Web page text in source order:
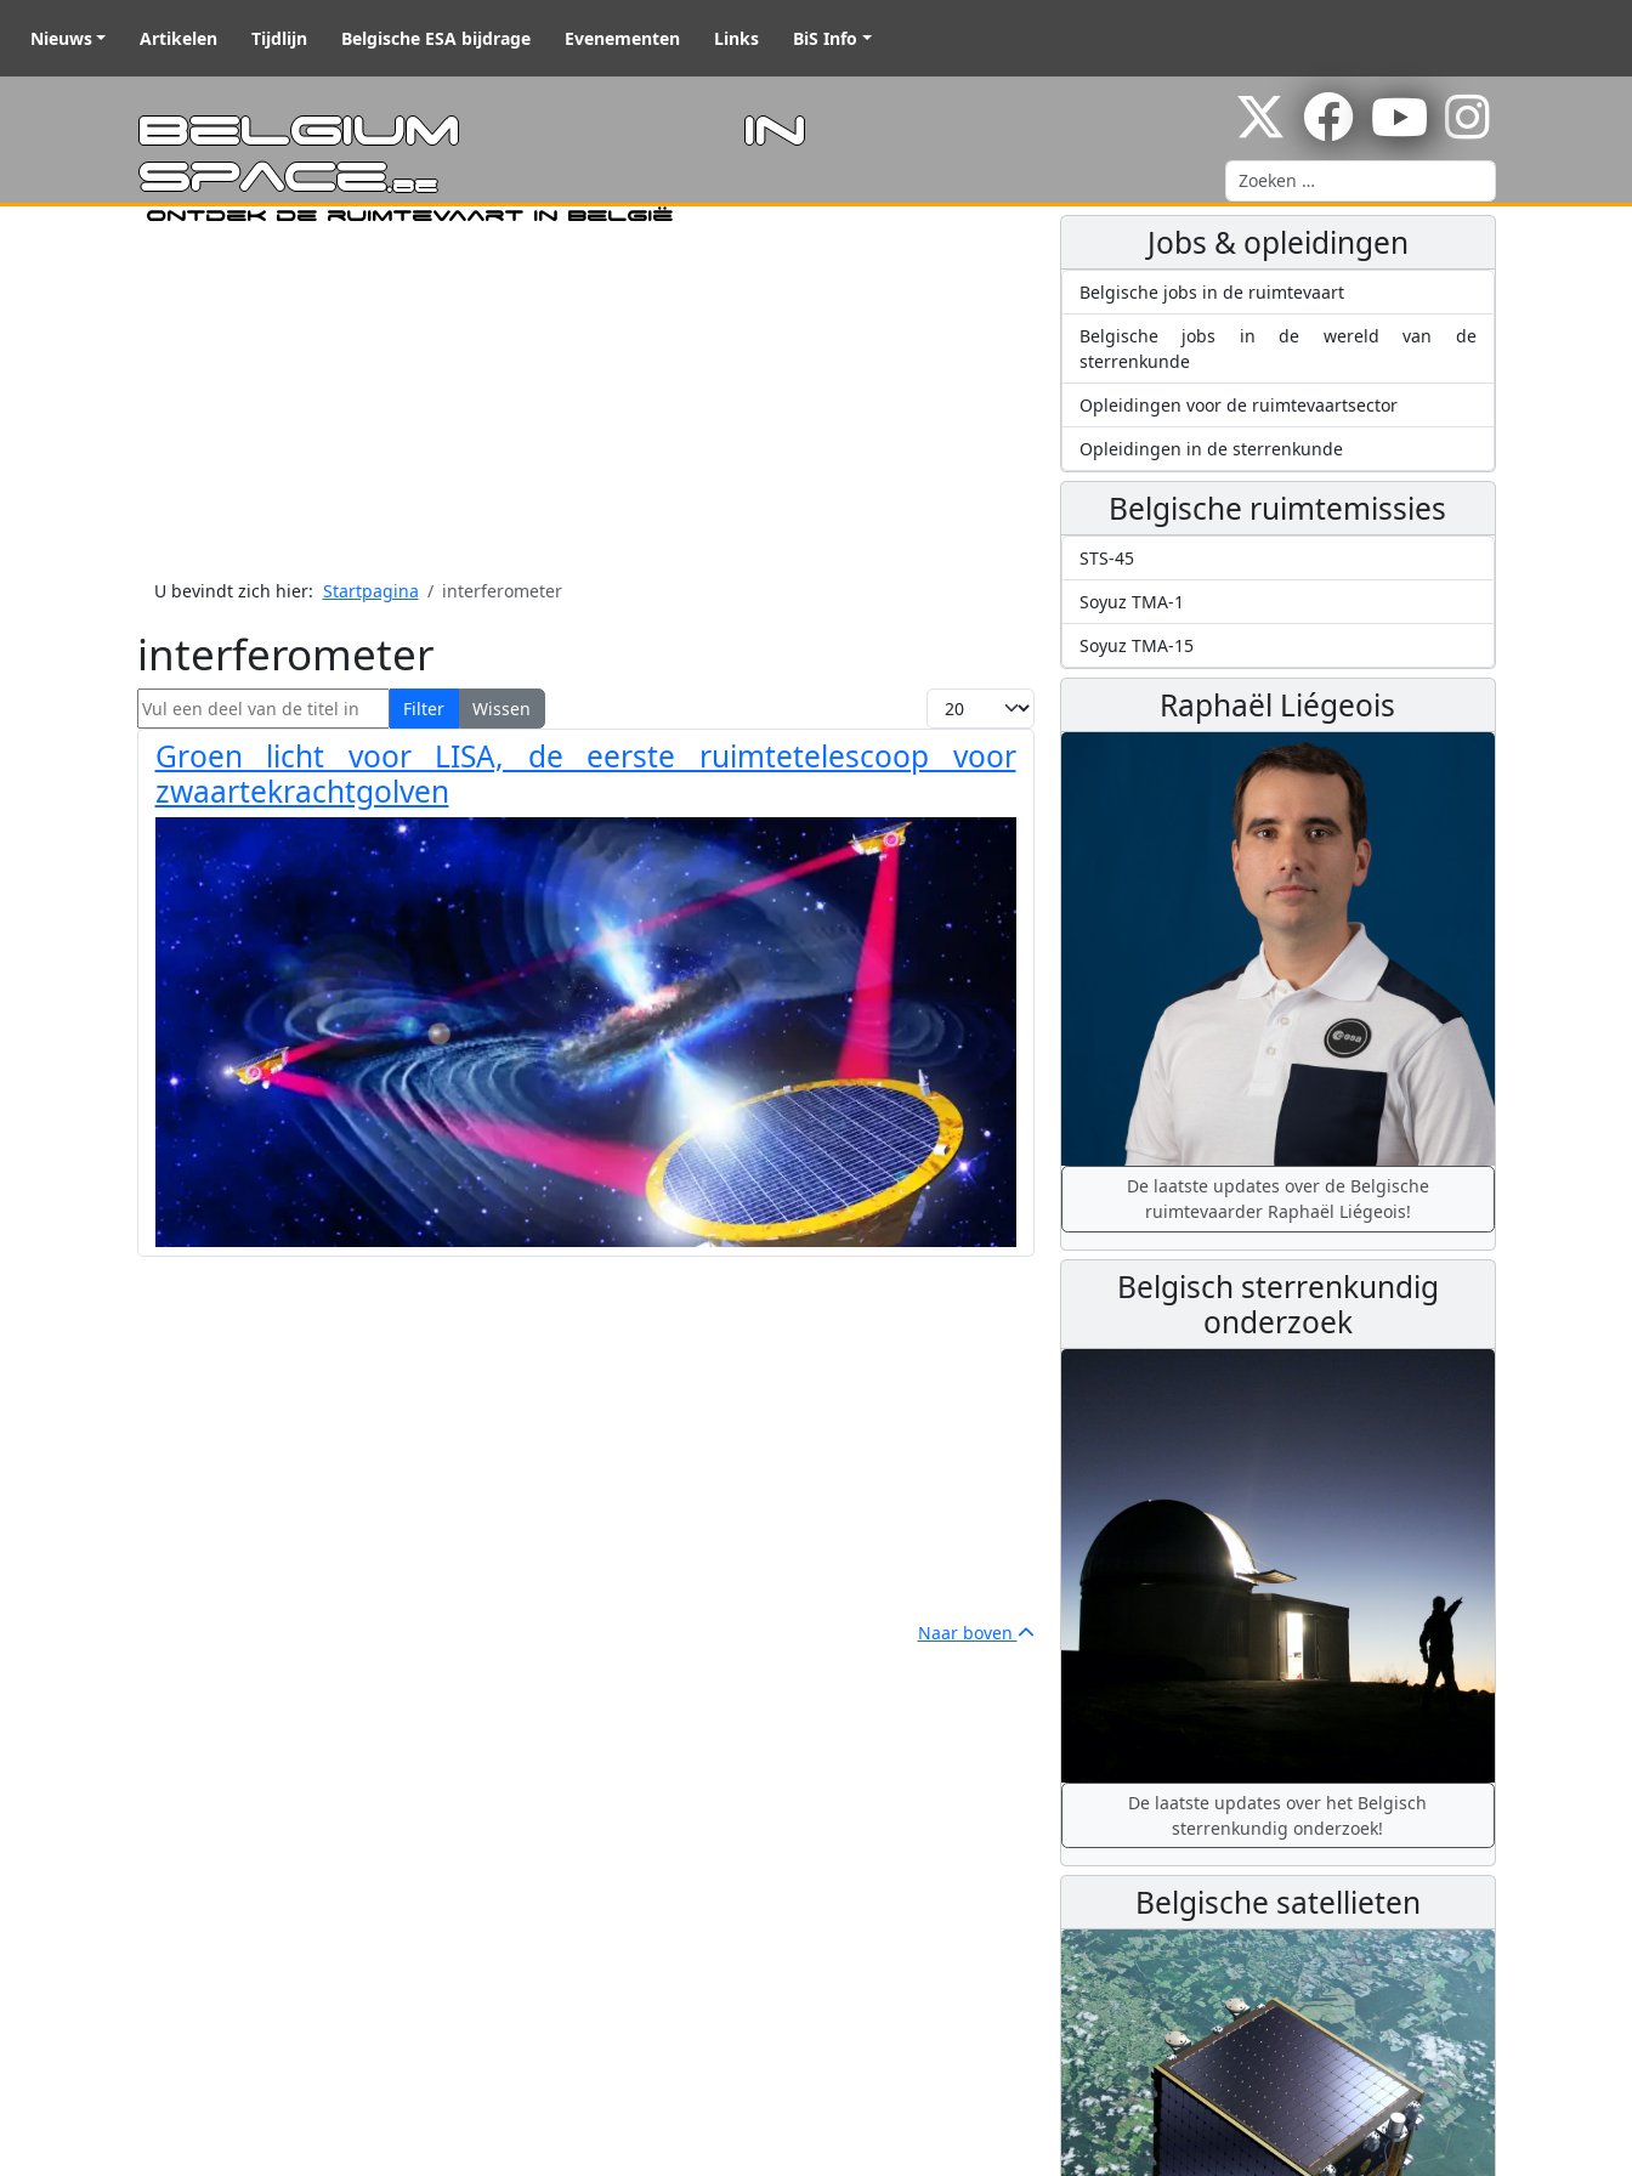
Nieuws Artikelen Tijdlijn Belgische ESA bijdrage Evenementen Links BiS Info
Belgium in
Space.be
Ontdek de ruimtevaart in België
Zoeken
U bevindt zich hier: Startpagina interferometer
interferometer
Vul een deel van de titel in Filter Wissen Toon #
Groen licht voor LISA, de eerste ruimtetelescoop voor
zwaartekrachtgolven
Naar boven
Jobs & opleidingen
Belgische jobs in de ruimtevaart
Belgische jobs in de wereld van de
sterrenkunde
Opleidingen voor de ruimtevaartsector
Opleidingen in de sterrenkunde
Belgische ruimtemissies
STS-45
Soyuz TMA-1
Soyuz TMA-15
Raphaël Liégeois
De laatste updates over de Belgische
ruimtevaarder Raphaël Liégeois!
Belgisch sterrenkundig
onderzoek
De laatste updates over het Belgisch
sterrenkundig onderzoek!
Belgische satellieten